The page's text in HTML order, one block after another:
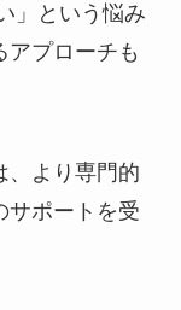
」という悩み
アプローチも
、より専門的
サポートを受